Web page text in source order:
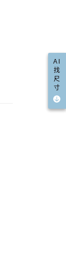
費
AI
找
尺
寸